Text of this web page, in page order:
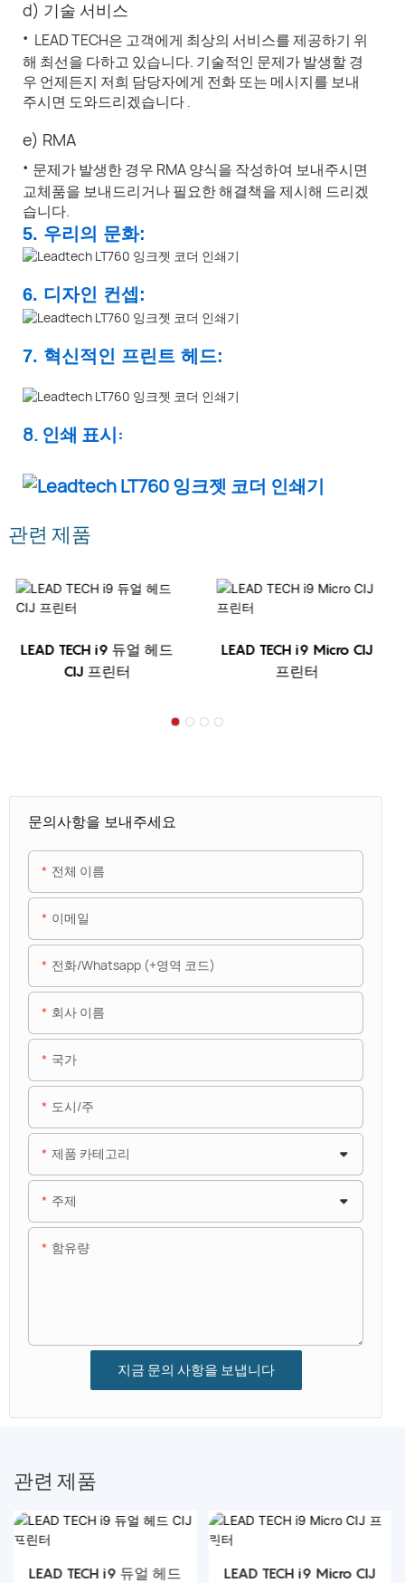
d) 기술 서비스
· LEAD TECH은 고객에게 최상의 서비스를 제공하기 위
해 최선을 다하고 있습니다. 기술적인 문제가 발생할 경
우 언제든지 저희 담당자에게 전화 또는 메시지를 보내
주시면 도와드리겠습니다
e) RMA
· 문제가 발생한 경우 RMA 양식을 작성하여 보내주시면
교체품을 보내드리거나 필요한 해결책을 제시해 드리겠
습니다.
5. 우리의 문화:
6. 디자인 컨셉:
7. 혁신적인 프린트 헤드:
8. 인쇄 표시:
관련 제품
LEAD TECH i9 듀얼 헤드
CIJ 프린터
LEAD TECH i9 Micro CIJ
프린터
문의사항을 보내주세요
전체 이름
이메일
전화/whatsapp (+영역 코드)
회사 이름
국가
도시/주
제품 카테고리
주제
함유량
지금 문의 사항을 보냅니다
관련 제품
LEAD TECH i9 듀얼 헤드
LEAD TECH i9 Micro CIJ